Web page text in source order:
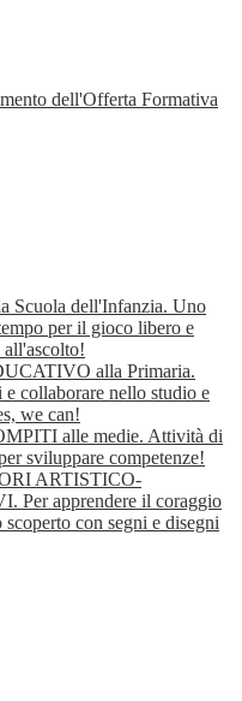
dell'Offerta Formativa
Scuola dell'Infanzia. Uno
per il gioco libero e
all'ascolto!
alla Primaria.
e collaborare nello studio e
we can!
alle medie. Attività di
sviluppare competenze!
ARTISTICO-
Per apprendere il coraggio
con segni e disegni